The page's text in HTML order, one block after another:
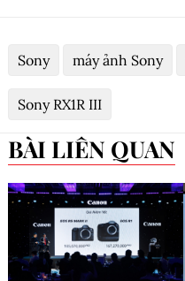
Sony máy ảnh Sony
Sony RX1R III
BÀI LIÊN QUAN